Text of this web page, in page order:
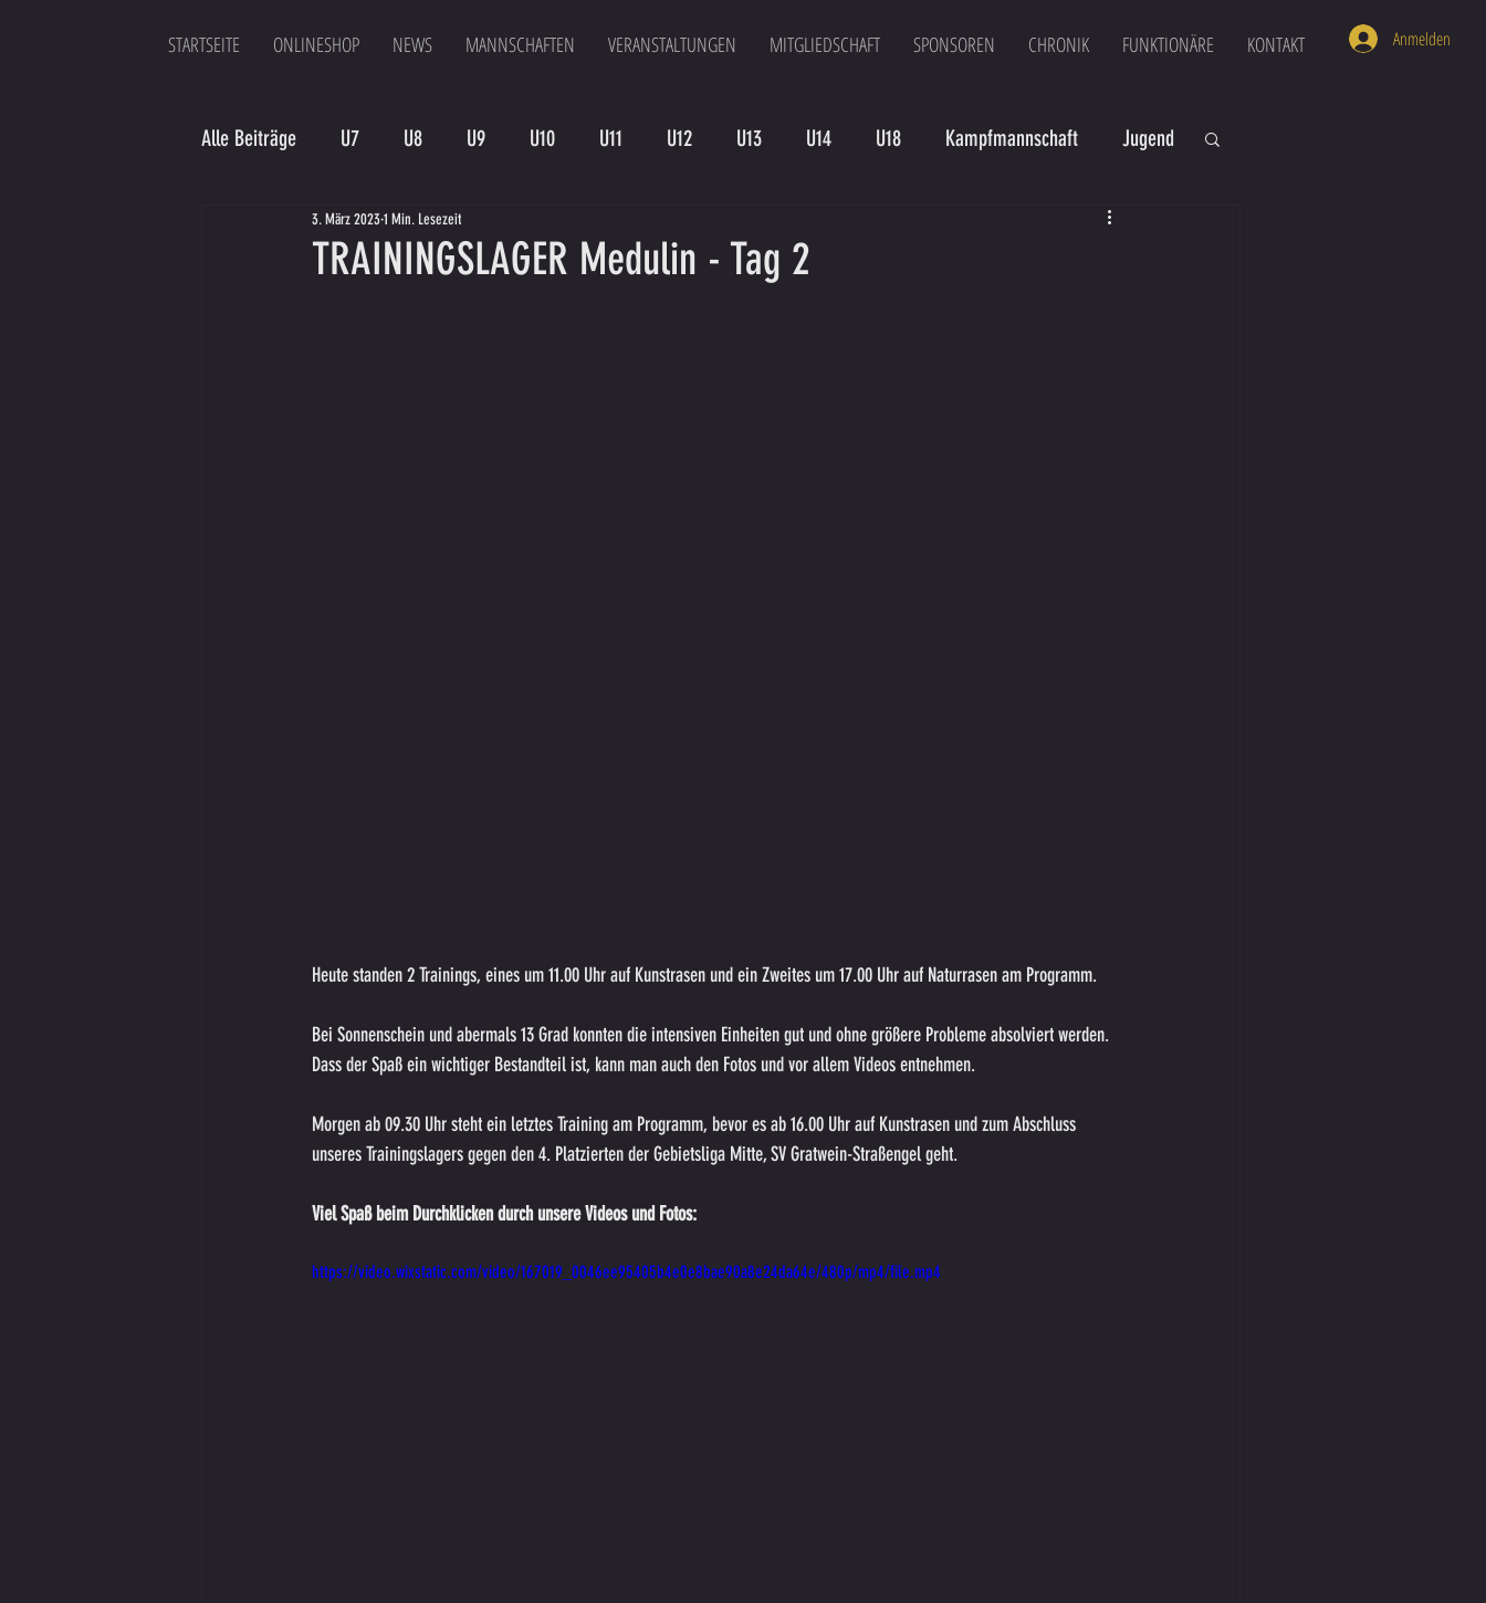
STARTSEITE ONLINESHOP NEWS MANNSCHAFTEN VERANSTALTUNGEN MITGLIEDSCHAFT SPONSOREN CHRONIK FUNKTIONÄRE KONTAKT Anmelden
Alle Beiträge U7 U8 U9 U10 U11 U12 U13 U14 U18 Kampfmannschaft Jugend
Spielergebnis Veranstaltungen
TRAININGSLAGER Medulin - Tag 2
3. März 20231 Min. Lesezeit
Heute standen 2 Trainings, eines um 11.00 Uhr auf Kunstrasen und ein Zweites um 17.00 Uhr auf Naturrasen am Programm.
Bei Sonnenschein und abermals 13 Grad konnten die intensiven Einheiten gut und ohne größere Probleme absolviert werden.
Dass der Spaß ein wichtiger Bestandteil ist, kann man auch den Fotos und vor allem Videos entnehmen.
Morgen ab 09.30 Uhr steht ein letztes Training am Programm, bevor es ab 16.00 Uhr auf Kunstrasen und zum Abschluss
unseres Trainingslagers gegen den 4. Platzierten der Gebietsliga Mitte, SV Gratwein-Straßengel geht.
Viel Spaß beim Durchklicken durch unsere Videos und Fotos:
https://video.wixstatic.com/video/167019_0046ee95405b4e0e8bae90a8e24da64e/480p/mp4/file.mp4